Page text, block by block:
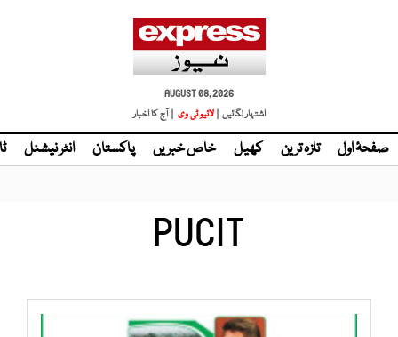
AUGUST 08, 2026
اشتہار لگائیں | لائیو ٹی وی | آج کا اخبار
صفحۂ اول تازہ ترین کھیل خاص خبریں پاکستان انٹر نیشنل
PUCIT